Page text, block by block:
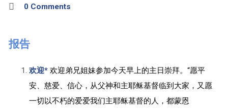
0 Comments
报告
欢迎* 欢迎弟兄姐妹参加今天早上的主日崇拜。“愿平
安、慈爱、信心，从父神和主耶稣基督临到大家，又愿
一切以不朽的爱爱我们主耶稣基督的人，都蒙恩